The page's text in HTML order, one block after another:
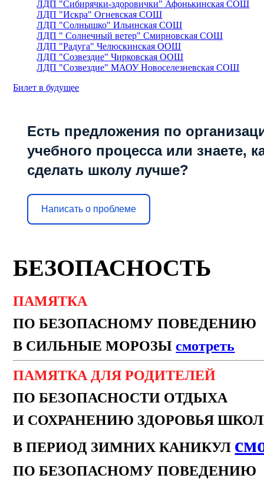
ЛДП "Сибирячки-здоровички" Афонькинская СОШ
ЛДП "Искра" Огневская СОШ
ЛДП "Солнышко" Ильинская СОШ
ЛДП " Солнечный ветер" Смирновская СОШ
ЛДП "Радуга" Челюскинская ООШ
ЛДП "Созвездие" Чирковская ООШ
ЛДП "Созвездие" МАОУ Новоселезневская СОШ
Билет в будущее
Есть предложения по
учебного процесса или знаете,
сделать школу лучше?
Написать о проблеме
БЕЗОПАСНОСТЬ
ПАМЯТКА
ПО БЕЗОПАСНОМУ ПОВЕДЕНИЮ
В СИЛЬНЫЕ МОРОЗЫсмотреть
ПАМЯТКА ДЛЯ РОДИТЕЛЕЙ
ПО БЕЗОПАСНОСТИ ОТДЫХА
И СОХРАНЕНИЮ ЗДОРОВЬЯ
В ПЕРИОД ЗИМНИХ КАНИКУЛ
ПО БЕЗОПАСНОМУ ПОВЕДЕНИЮ